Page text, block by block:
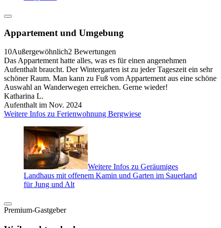
Appartement und Umgebung
10Außergewöhnlich2 Bewertungen
Das Appartement hatte alles, was es für einen angenehmen
Aufenthalt braucht. Der Wintergarten ist zu jeder Tageszeit ein sehr
schöner Raum. Man kann zu Fuß vom Appartement aus eine schöne
Auswahl an Wanderwegen erreichen. Gerne wieder!
Katharina L.
Aufenthalt im Nov. 2024
Weitere Infos zu Ferienwohnung Bergwiese
Weitere Infos zu Geräumiges
Landhaus mit offenem Kamin und Garten im Sauerland
für Jung und Alt
Premium-Gastgeber